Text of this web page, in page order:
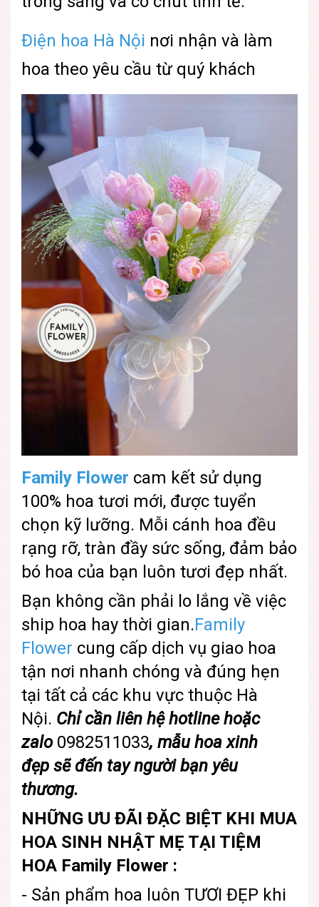
Điện hoa Hà Nội nơi nhận và làm
hoa theo yêu cầu từ quý khách
Family Flower cam kết sử dụng
100% hoa tươi mới, được tuyển
chọn kỹ lưỡng. Mỗi cánh hoa đều
rạng rỡ, tràn đầy sức sống, đảm bảo
bó hoa của bạn luôn tươi đẹp nhất.
Bạn không cần phải lo lắng về việc
ship hoa hay thời gian.Family
Flower cung cấp dịch vụ giao hoa
tận nơi nhanh chóng và đúng hẹn
tại tất cả các khu vực thuộc Hà
Nội. Chỉ cần liên hệ hotline hoặc
zalo 0982511033, mẫuhoa xinh
đẹp sẽ đến tay người bạn yêu
thương.
NHỮNG ƯU ĐÃI ĐẶC BIỆT KHI MUA
HOA SINH NHẬT MẸ TẠI TIỆM
HOA Family Flower :
- Sản phẩm hoa luôn TƯƠI ĐẸP khi